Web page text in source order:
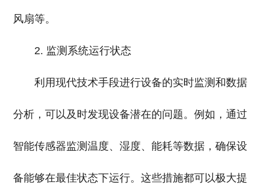
风扇等。
2. 监测系统运行状态
利用现代技术手段进行设备的实时监测和数据
分析，可以及时发现设备潜在的问题。例如，通过
智能传感器监测温度、湿度、能耗等数据，确保设
备能够在最佳状态下运行。这些措施都可以极大提